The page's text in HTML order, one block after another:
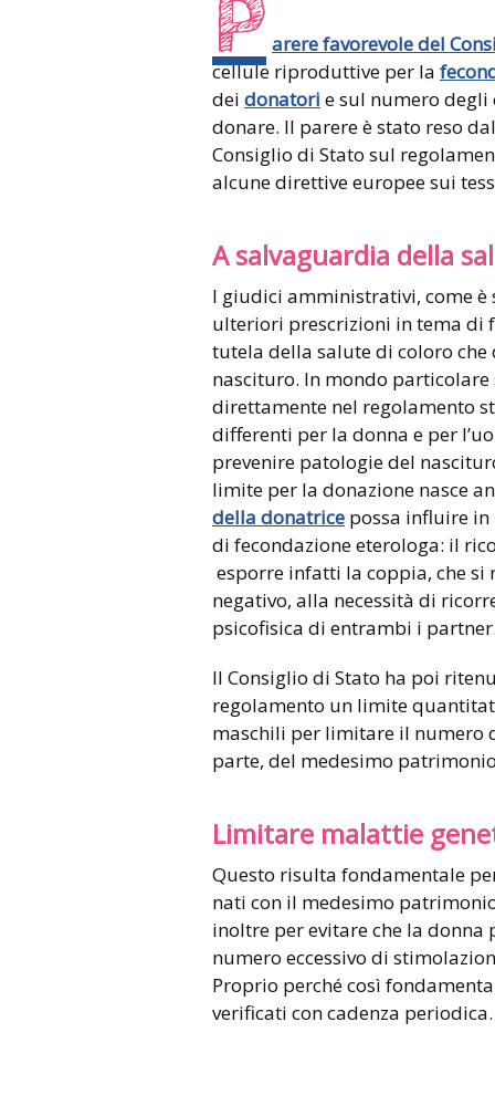
P arere favorevole del
cellule riproduttive per la
dei donatori e sul numero degli
donare. Il parere è stato reso
Consiglio di Stato sul
alcune direttive europee sui
A salvaguardia della
I giudici amministrativi, come
ulteriori prescrizioni in tema di
tutela della salute di coloro che
nascituro. In mondo
direttamente nel regolamento
differenti per la donna e per
prevenire patologie del
limite per la donazione nasce
della donatrice possa influire
di fecondazione eterologa: il
esporre infatti la coppia, che si
negativo, alla necessità di
psicofisica di entrambi i
Il Consiglio di Stato ha poi
regolamento un limite
maschili per limitare il numero
parte, del medesimo
Limitare malattie
Questo risulta fondamentale
nati con il medesimo
inoltre per evitare che la
numero eccessivo di
Proprio perché così
verificati con cadenza periodica.